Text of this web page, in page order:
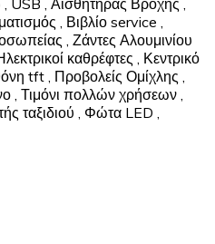
, USB , Αισθητήρας Βροχής ,
, Βιβλίο service ,
, Ζάντες Αλουμινίου
καθρέφτες , Κεντρικό
tft, Προβολείς Ομίχλης ,
, Τιμόνι πολλών χρήσεων ,
ταξιδιού , Φώτα LED ,